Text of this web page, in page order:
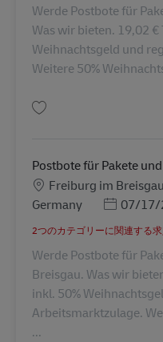
Werde Postbote für
Was wir bieten. 19,02
Weihnachtsgeld und
Weitere 50%
Postbote für Pakete
勤務地
Freiburg im
Germany
Posted07/17/
2つのカテゴリーに関連する求
Werde Postbote für
Breisgau. Was wir
inkl. 50%
Arbeitsmarktzulage.
...